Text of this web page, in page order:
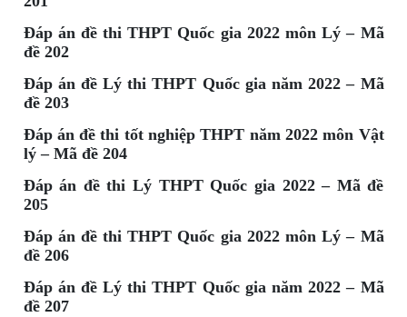
Đáp án đề thi THPT Quốc gia 2022 môn Lý – Mã
đề 202
Đáp án đề Lý thi THPT Quốc gia năm 2022 – Mã
đề 203
Đáp án đề thi tốt nghiệp THPT năm 2022 môn Vật
lý – Mã đề 204
Đáp án đề thi Lý THPT Quốc gia 2022 – Mã đề
205
Đáp án đề thi THPT Quốc gia 2022 môn Lý – Mã
đề 206
Đáp án đề Lý thi THPT Quốc gia năm 2022 – Mã
đề 207